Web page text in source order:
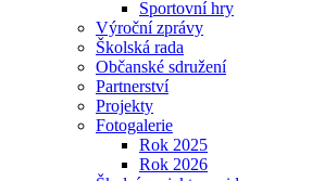
Sportovní hry
Výroční zprávy
Školská rada
Občanské sdružení
Partnerství
Projekty
Fotogalerie
Rok 2025
Rok 2026